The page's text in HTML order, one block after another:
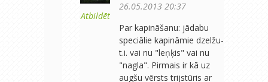
Atbildēt
26.05.2013 20:37
Par kapināšanu: jādabu
speciālie kapināmie dzelžu-
t.i. vai nu "leņķis" vai nu
"nagla". Pirmais ir kā uz
augšu vērsts trijstūris ar